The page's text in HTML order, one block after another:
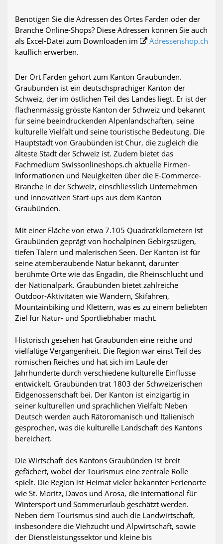
Benötigen Sie die Adressen des Ortes Farden oder der
Branche Online-Shops? Diese Adressen können Sie auch
als Excel-Datei zum Downloaden im
Adressenshop.ch
käuflich erwerben.
Der Ort Farden gehört zum Kanton Graubünden.
Graubünden ist ein deutschsprachiger Kanton der
Schweiz, der im östlichen Teil des Landes liegt. Er ist der
flächenmässig grösste Kanton der Schweiz und bekannt
für seine beeindruckenden Alpenlandschaften, seine
kulturelle Vielfalt und seine touristische Bedeutung. Die
Hauptstadt von Graubünden ist Chur, die zugleich die
älteste Stadt der Schweiz ist. Zudem bietet das
Fachmedium Swissonlineshops.ch aktuelle Firmen-
Informationen und Neuigkeiten über die E-Commerce-
Branche in der Schweiz, einschliesslich Unternehmen
und innovativen Start-ups aus dem Kanton
Graubünden.
Mit einer Fläche von etwa 7.105 Quadratkilometern ist
Graubünden geprägt von hochalpinen Gebirgszügen,
tiefen Tälern und malerischen Seen. Der Kanton ist für
seine atemberaubende Natur bekannt, darunter
berühmte Orte wie das Engadin, die Rheinschlucht und
der Nationalpark. Graubünden bietet zahlreiche
Outdoor-Aktivitäten wie Wandern, Skifahren,
Mountainbiking und Klettern, was es zu einem beliebten
Ziel für Natur- und Sportliebhaber macht.
Historisch gesehen hat Graubünden eine reiche und
vielfältige Vergangenheit. Die Region war einst Teil des
römischen Reiches und hat sich im Laufe der
Jahrhunderte durch verschiedene kulturelle Einflüsse
entwickelt. Graubünden trat 1803 der Schweizerischen
Eidgenossenschaft bei. Der Kanton ist einzigartig in
seiner kulturellen und sprachlichen Vielfalt: Neben
Deutsch werden auch Rätoromanisch und Italienisch
gesprochen, was die kulturelle Landschaft des Kantons
bereichert.
Die Wirtschaft des Kantons Graubünden ist breit
gefächert, wobei der Tourismus eine zentrale Rolle
spielt. Die Region ist Heimat vieler bekannter Ferienorte
wie St. Moritz, Davos und Arosa, die international für
Wintersport und Sommerurlaub geschätzt werden.
Neben dem Tourismus sind auch die Landwirtschaft,
insbesondere die Viehzucht und Alpwirtschaft, sowie
der Dienstleistungssektor und kleine bis